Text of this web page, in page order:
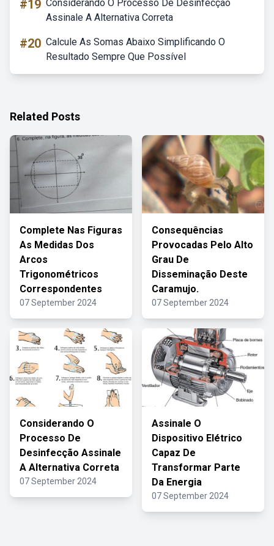
#19 Considerando O Processo De Desinfecção
Assinale A Alternativa Correta
#20 Calcule As Somas Abaixo Simplificando O
Resultado Sempre Que Possível
Related Posts
Complete Nas Figuras
As Medidas Dos
Arcos
Trigonométricos
Correspondentes
07 September 2024
Consequências
Provocadas Pelo Alto
Grau De
Disseminação Deste
Caramujo.
07 September 2024
Considerando O
Processo De
Desinfecção Assinale
A Alternativa Correta
07 September 2024
Assinale O
Dispositivo Elétrico
Capaz De
Transformar Parte
Da Energia
07 September 2024